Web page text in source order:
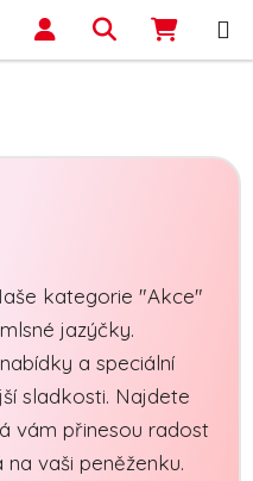
Hledat
kategorie "Akce"
jazýčky.
a speciální
sladkosti. Najdete
vám přinesou radost
vaši peněženku.